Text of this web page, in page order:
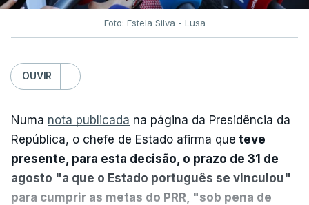
Foto: Estela Silva - Lusa
OUVIR
Numa nota publicada na página da Presidência da
República, o chefe de Estado afirma que teve
presente, para esta decisão, o prazo de 31 de
agosto "a que o Estado português se vinculou"
para cumprir as metas do PRR, "sob pena de